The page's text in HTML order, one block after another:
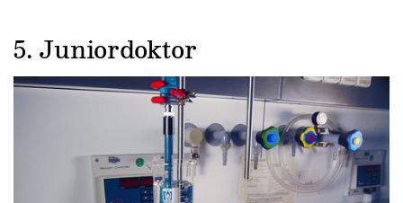
5. Juniordoktor